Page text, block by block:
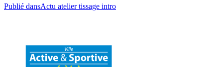
Publié dansActu atelier tissage intro